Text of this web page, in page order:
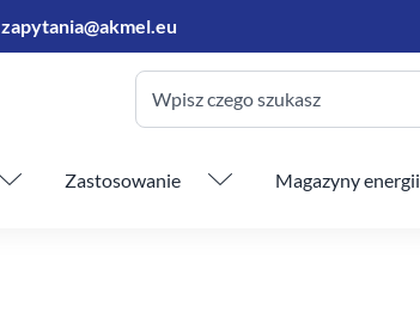
zapytania@akmel.eu
Wpisz czego szukasz
Zastosowanie Magazyny energii